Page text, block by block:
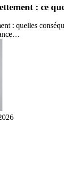
surendettement
ce
que
: ce
: quelles